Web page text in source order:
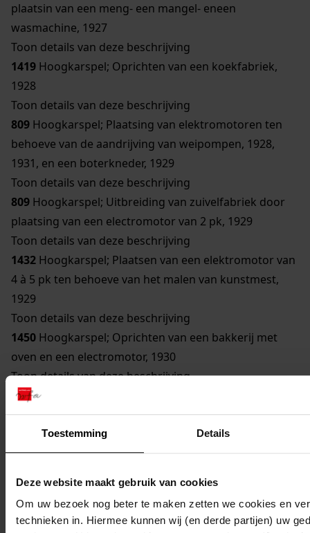
Toestemming Details
Deze website maakt gebruik van cookies
Om uw bezoek nog beter te maken zetten we cookies en
technieken in. Hiermee kunnen wij (en derde partijen) uw
plaatsin van een meng- een mangel- eneen
wasmachine, 1927
Toon details van deze beschrijving
1419 Hoogkarspel; Oprichten van een koekfabriek,
1928
Toon details van deze beschrijving
809 Hoogkarspel; Plaatsing van elektromotoren ten
behoeve van de aandrijving van weipompen, 1928,
1931, en een boterkneder, 1929
Toon details van deze beschrijving
809 Hoogkarspel; Uitbreiding van zuivelfabriek door
plaatsing van een electromotor van 2 pk, 1929
Toon details van deze beschrijving
1432 Hoogkarspel; Plaatsen van een elektromotor van
4 à 5 pk ten behoeve van het malen van kunstmest,
1929
Toon details van deze beschrijving
1450 Hoogkarspel; Oprichten van een bakkerij met
oven en een electromotor, 1930
Toon details van deze beschrijving
809Hoogkarspel; Uitbreiding van zuivelfabriek door
plaatsing van twee electromotoren van 3 en 1,5 pk,
Toon details van deze beschrijving
1425 Hoogkarspel; Oprichten van een pompstation